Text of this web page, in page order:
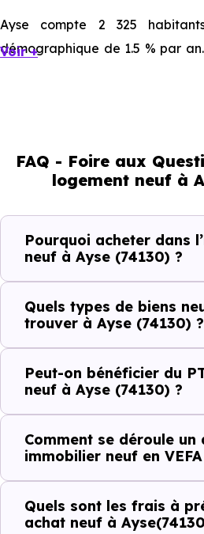
Ayse compte 2 325
démographique de 1.5 % par
qui renseigne directement sur
et les typologies de biens les
0 professions médicales et 2
équipements du quotidien
d'arguments concrets pour
commune.
Combien coûte un
C'est souvent la première
prix à connaître pour un achat
Voir +
FAQ - Foire aux
logement neuf à
Pourquoi acheter dans
neuf à Ayse (74130) ?
Quels types de biens
trouver à Ayse (74130) ?
Peut-on bénéficier du
neuf à Ayse (74130) ?
Comment se déroule un
immobilier neuf en VEFA
Quels sont les frais à
achat neuf à